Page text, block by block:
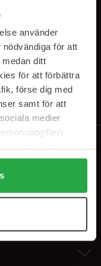
använder
för att
ditt
för att förbättra
förse dig med
samt för att
medier
accepterar du
kan anpassa
som helst återkalla
.